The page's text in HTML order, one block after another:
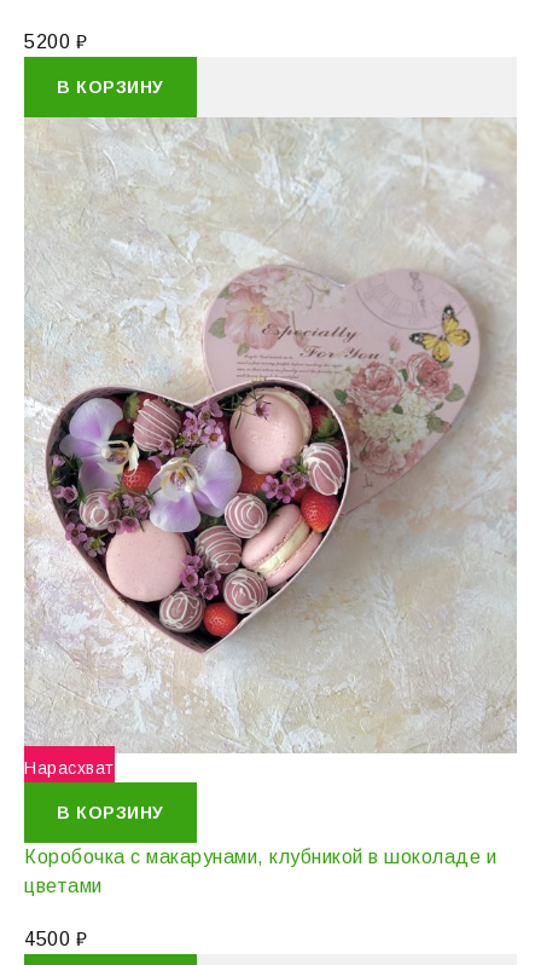
5200 ₽
В КОРЗИНУ
Нарасхват
В КОРЗИНУ
Коробочка с макарунами, клубникой в шоколаде и
цветами
4500 ₽